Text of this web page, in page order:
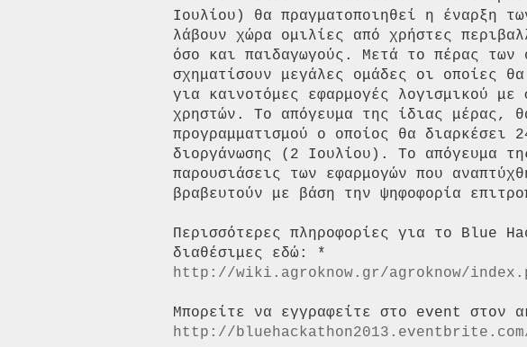
Ιουλίου) θα πραγματοποιηθεί η έναρξη
λάβουν χώρα ομιλίες από χρήστες
όσο και παιδαγωγούς. Μετά το πέρας των
σχηματίσουν μεγάλες ομάδες οι οποίες
για καινοτόμες εφαρμογές λογισμικού
χρηστών. Το απόγευμα της ίδιας μέρας,
προγραμματισμού ο οποίος θα διαρκέσει
διοργάνωσης (2 Ιουλίου). Το απόγευμα
παρουσιάσεις των εφαρμογών που
βραβευτούν με βάση την ψηφοφορία
Περισσότερες πληροφορίες για το Blue
http://wiki.agroknow.gr/agroknow/
http://